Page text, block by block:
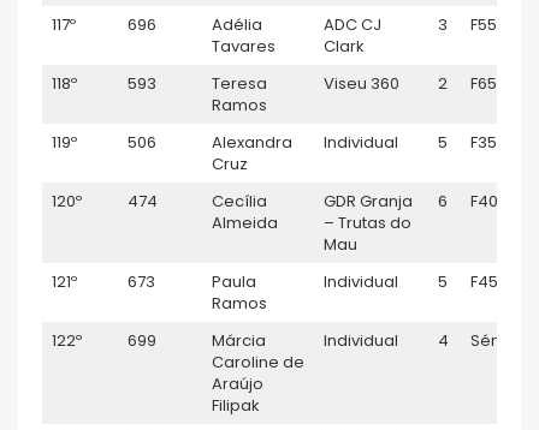
117º 696
Adélia
Tavares
ADC CJ
Clark
3 F55
118º 593
Teresa
Ramos
Viseu 360 2 F65
119º 506
Alexandra
Cruz
Individual 5 F35
120º 474
Cecília
Almeida
GDR Granja
– Trutas do
Mau
6 F40
121º 673
Paula
Ramos
Individual 5 F45
122º 699
Márcia
Caroline de
Araújo
Filipak
Individual 4 Sénior F